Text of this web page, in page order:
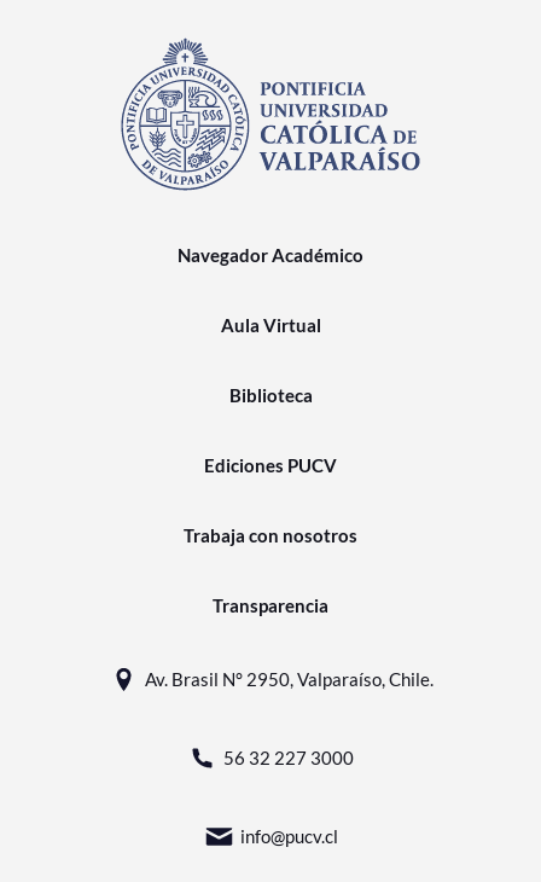
Navegador Académico
Aula Virtual
Biblioteca
Ediciones PUCV
Trabaja con nosotros
Transparencia
Av. Brasil N° 2950, Valparaíso, Chile.
56 32 227 3000
info@pucv.cl